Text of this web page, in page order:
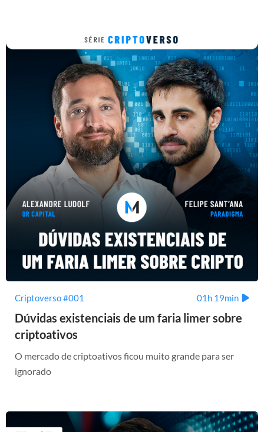
Criptoverso #001 01h 19min
Dúvidas existenciais de um faria limer sobre
criptoativos
O mercado de criptoativos ficou muito grande para ser
ignorado